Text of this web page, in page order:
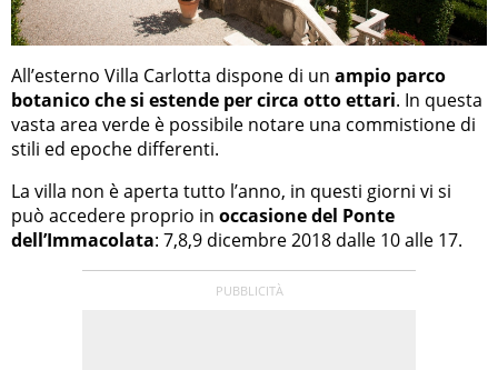
All’esterno Villa Carlotta dispone di un ampio parco
botanico che si estende per circa otto ettari. In questa
vasta area verde è possibile notare una commistione di
stili ed epoche differenti.
La villa non è aperta tutto l’anno, in questi giorni vi si
può accedere proprio in occasione del Ponte
dell’Immacolata: 7,8,9 dicembre 2018 dalle 10 alle 17.